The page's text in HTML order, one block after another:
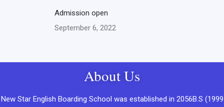
Admission open
September 6, 2022
About Us
New Star English Boarding School was established in 2056B.S (1999